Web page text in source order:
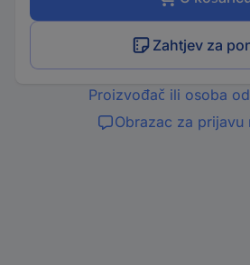
Zahtjev za
Proizvođač ili osoba
Obrazac za prijavu